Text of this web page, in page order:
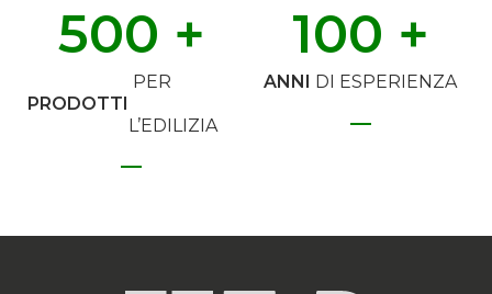
PRODOTTI
PER
L’EDILIZIA
500 +
ANNI DI ESPERIENZA
100 +